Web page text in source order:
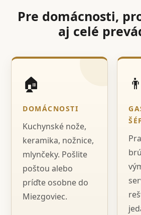
Pre domácnosti,
aj celé
🏠
DOMÁCNOSTI
Kuchynské nože,
keramika, nožnice,
mlynčeky. Pošlite
poštou alebo
príďte osobne do
Miezgoviec.